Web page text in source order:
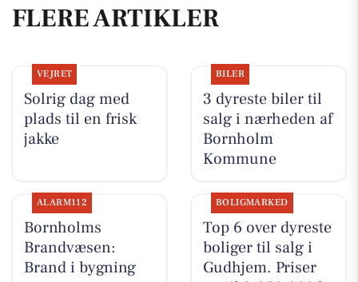
FLERE ARTIKLER
VEJRET
Solrig dag med
plads til en frisk
jakke
BILER
3 dyreste biler til
salg i nærheden af
Bornholm
Kommune
ALARM112
Bornholms
Brandvæsen:
Brand i bygning
BOLIGMARKED
Top 6 over dyreste
boliger til salg i
Gudhjem. Priser